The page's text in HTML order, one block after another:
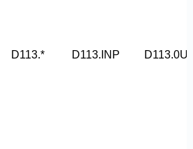
D113.* D113.INP